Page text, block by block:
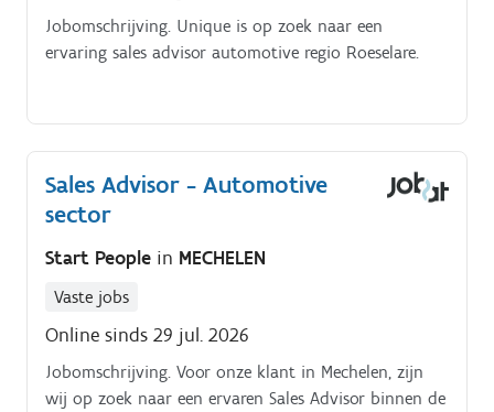
Jobomschrijving. Unique is op zoek naar een
ervaring sales advisor automotive regio Roeselare.
Sales Advisor - Automotive
sector
Start People in MECHELEN
Vaste jobs
Online sinds 29 jul. 2026
Jobomschrijving. Voor onze klant in Mechelen, zijn
wij op zoek naar een ervaren Sales Advisor binnen de